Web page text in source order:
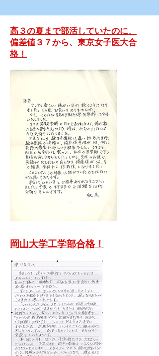
​高３の夏まで部活していたのに、
偏差値３７から、東京女子医大合
格！
​岡山大学工学部合格！